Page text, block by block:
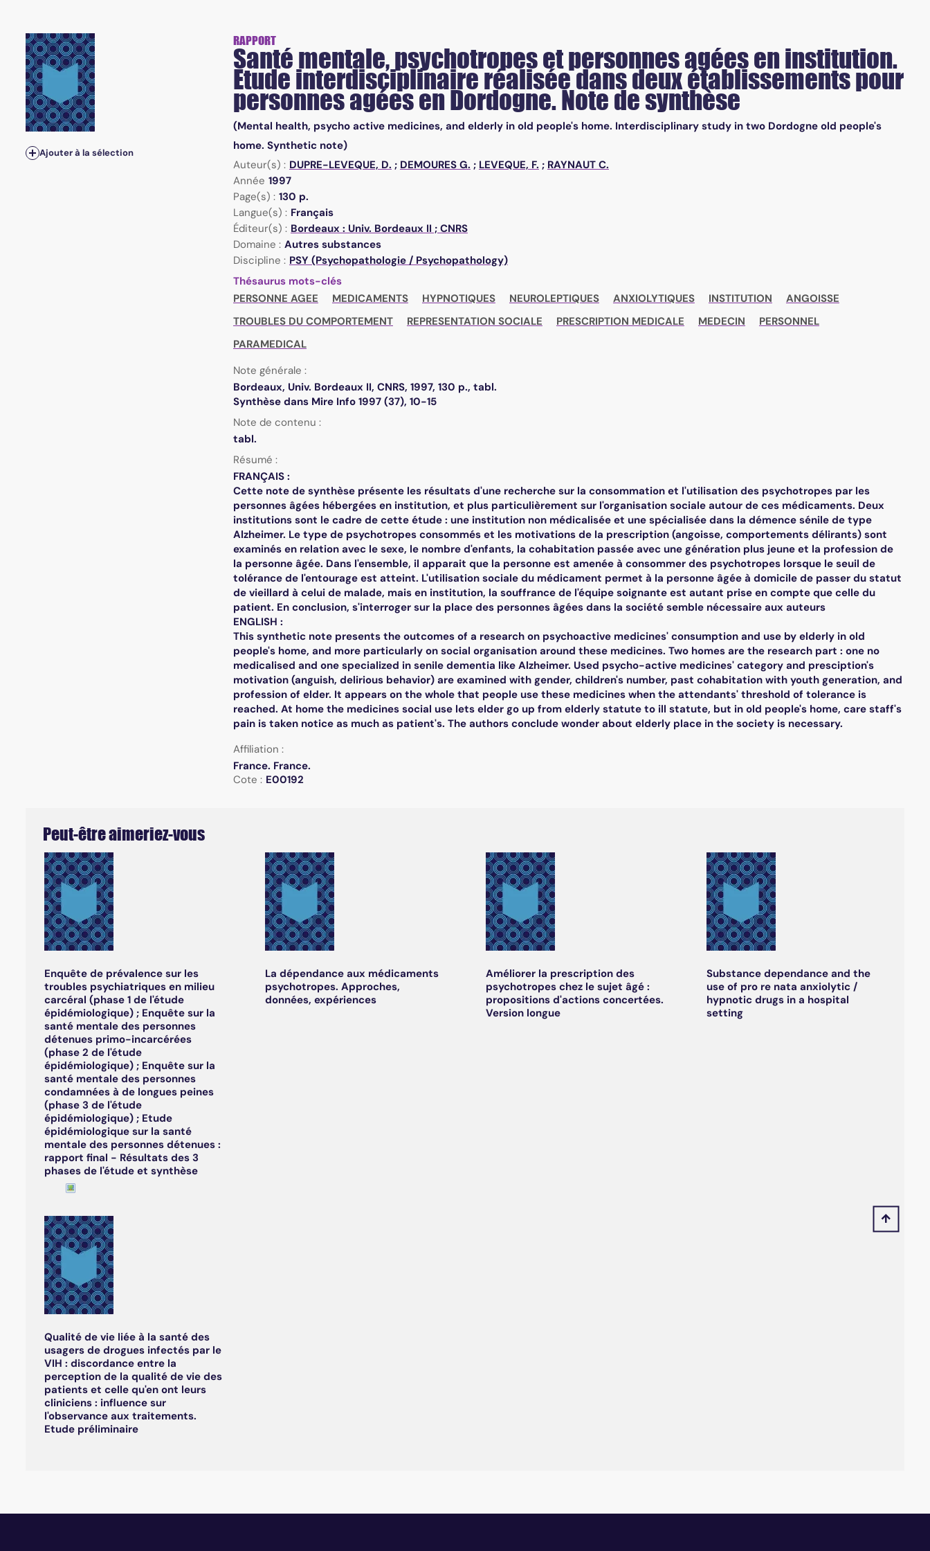
Ajouter à la sélection
RAPPORT
Santé mentale, psychotropes et personnes agées en institution.
Etude interdisciplinaire réalisée dans deux établissements pour
personnes agées en Dordogne. Note de synthèse
(Mental health, psycho active medicines, and elderly in old people's home. Interdisciplinary study in two Dordogne old people's
home. Synthetic note)
Auteur(s) : DUPRE-LEVEQUE, D. ; DEMOURES G. ; LEVEQUE, F. ; RAYNAUT C.
Année 1997
Page(s) : 130 p.
Langue(s) : Français
Éditeur(s) : Bordeaux : Univ. Bordeaux II ; CNRS
Domaine : Autres substances
Discipline : PSY (Psychopathologie / Psychopathology)
Thésaurus mots-clés
PERSONNE AGEE
MEDICAMENTS HYPNOTIQUES NEUROLEPTIQUES ANXIOLYTIQUES INSTITUTION
ANGOISSE
TROUBLES DU COMPORTEMENT
REPRESENTATION SOCIALE PRESCRIPTION MEDICALE MEDECIN
PERSONNEL
PARAMEDICAL
Note générale :
Bordeaux, Univ. Bordeaux II, CNRS, 1997, 130 p., tabl.
Synthèse dans Mire Info 1997 (37), 10-15
Note de contenu :
tabl.
Résumé :
FRANÇAIS :
Cette note de synthèse présente les résultats d'une recherche sur la consommation et l'utilisation des psychotropes par les
personnes âgées hébergées en institution, et plus particulièrement sur l'organisation sociale autour de ces médicaments. Deux
institutions sont le cadre de cette étude : une institution non médicalisée et une spécialisée dans la démence sénile de type
Alzheimer. Le type de psychotropes consommés et les motivations de la prescription (angoisse, comportements délirants) sont
examinés en relation avec le sexe, le nombre d'enfants, la cohabitation passée avec une génération plus jeune et la profession de
la personne âgée. Dans l'ensemble, il apparait que la personne est amenée à consommer des psychotropes lorsque le seuil de
tolérance de l'entourage est atteint. L'utilisation sociale du médicament permet à la personne âgée à domicile de passer du statut
de vieillard à celui de malade, mais en institution, la souffrance de l'équipe soignante est autant prise en compte que celle du
patient. En conclusion, s'interroger sur la place des personnes âgées dans la société semble nécessaire aux auteurs
ENGLISH :
This synthetic note presents the outcomes of a research on psychoactive medicines' consumption and use by elderly in old
people's home, and more particularly on social organisation around these medicines. Two homes are the research part : one no
medicalised and one specialized in senile dementia like Alzheimer. Used psycho-active medicines' category and presciption's
motivation (anguish, delirious behavior) are examined with gender, children's number, past cohabitation with youth generation, and
profession of elder. It appears on the whole that people use these medicines when the attendants' threshold of tolerance is
reached. At home the medicines social use lets elder go up from elderly statute to ill statute, but in old people's home, care staff's
pain is taken notice as much as patient's. The authors conclude wonder about elderly place in the society is necessary.
Affiliation :
France. France.
Cote : E00192
Peut-être aimeriez-vous
Enquête de prévalence sur les
troubles psychiatriques en milieu
carcéral (phase 1 de l'étude
épidémiologique) ; Enquête sur la
santé mentale des personnes
détenues primo-incarcérées
(phase 2 de l'étude
épidémiologique) ; Enquête sur la
santé mentale des personnes
condamnées à de longues peines
(phase 3 de l'étude
épidémiologique) ; Etude
épidémiologique sur la santé
mentale des personnes détenues :
rapport final - Résultats des 3
phases de l'étude et synthèse
La dépendance aux médicaments
psychotropes. Approches,
données, expériences
Améliorer la prescription des
psychotropes chez le sujet âgé :
propositions d'actions concertées.
Version longue
Substance dependance and the
use of pro re nata anxiolytic /
hypnotic drugs in a hospital
setting
Qualité de vie liée à la santé des
usagers de drogues infectés par le
VIH : discordance entre la
perception de la qualité de vie des
patients et celle qu'en ont leurs
cliniciens : influence sur
l'observance aux traitements.
Etude préliminaire